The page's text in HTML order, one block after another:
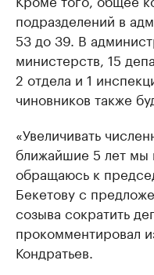
подразделений в
53 до 39. В
министерств, 15
2 отдела и 1
чиновников также
«Увеличивать
ближайшие 5 лет мы
обращаюсь к
Бекетову с
созыва сократить
прокомментировал
Кондратьев.